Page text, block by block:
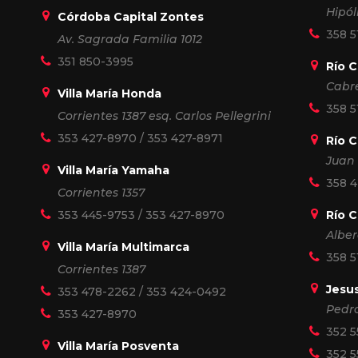
Córdoba Capital Zontes
Av. Sagrada Familia 1012
351 850-3995
Villa María Honda
Corrientes 1387 esq. Carlos Pellegrini
353 427-8970 / 353 427-8971
Villa María Yamaha
Corrientes 1357
353 445-9753 / 353 427-8970
Villa María Multimarca
Corrientes 1387
353 478-2262 / 353 424-0492
353 427-8970
Villa María Posventa
358
Río
358
Río
Juan
358
Río
358
352
352